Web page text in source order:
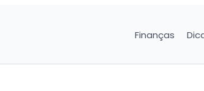
Finanças